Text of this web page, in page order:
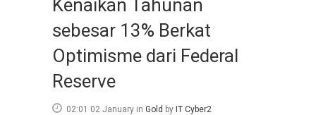
Kenaikan Tahunan
sebesar 13% Berkat
Optimisme dari Federal
Reserve
02:01 02 January in Gold by IT Cyber2